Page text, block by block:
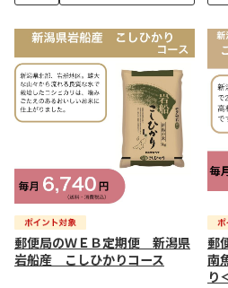
郵便局のＷＥＢ定期便 新潟県
岩船産 こしひかりコース
郵
南
り